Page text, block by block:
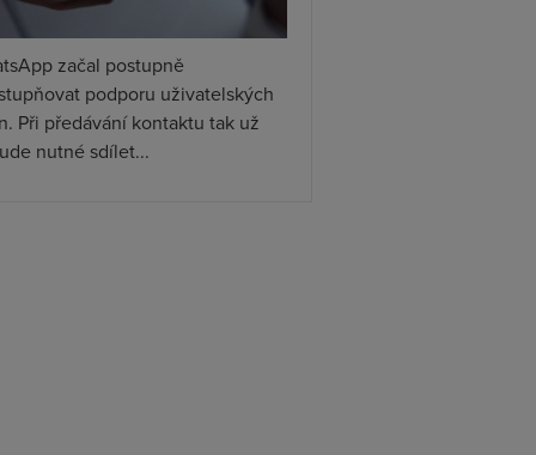
začal postupně
podporu uživatelských
Při předávání kontaktu tak už
nutné sdílet...